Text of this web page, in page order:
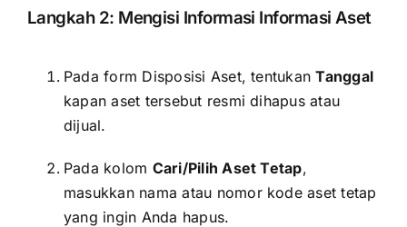
Langkah 2: Mengisi Informasi Informasi Aset
Pada form Disposisi Aset, tentukanTanggal
kapan aset tersebut resmi dihapus atau
dijual.
Pada kolom Cari/Pilih Aset Tetap,
masukkan nama atau nomor kode aset tetap
yang ingin Anda hapus.